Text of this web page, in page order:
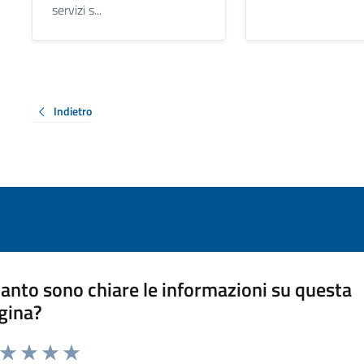
servizi s...
Indietro
sono chiare le informazioni su questa
da 1 a 5 stelle la pagina